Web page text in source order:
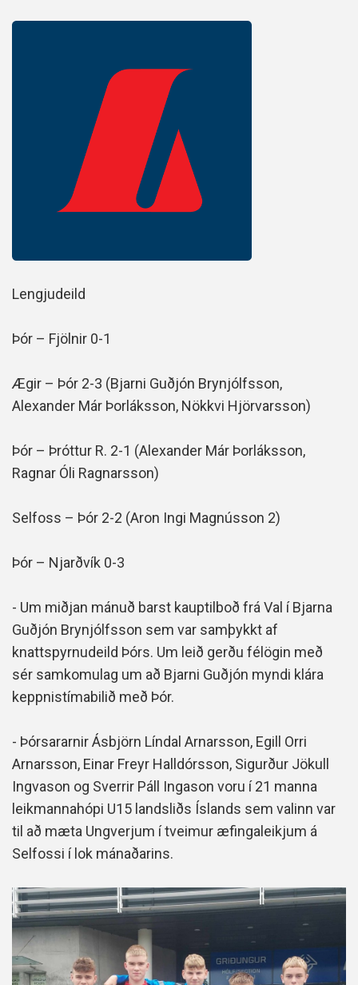
Lengjudeild
Þór – Fjölnir 0-1
Ægir – Þór 2-3 (Bjarni Guðjón Brynjólfsson,
Alexander Már Þorláksson, Nökkvi Hjörvarsson)
Þór – Þróttur R. 2-1 (Alexander Már Þorláksson,
Ragnar Óli Ragnarsson)
Selfoss – Þór 2-2 (Aron Ingi Magnússon 2)
Þór – Njarðvík 0-3
- Um miðjan mánuð barst kauptilboð frá Val í Bjarna
Guðjón Brynjólfsson sem var samþykkt af
knattspyrnudeild Þórs. Um leið gerðu félögin með
sér samkomulag um að Bjarni Guðjón myndi klára
keppnistímabilið með Þór.
- Þórsararnir Ásbjörn Líndal Arnarsson, Egill Orri
Arnarsson, Einar Freyr Halldórsson, Sigurður Jökull
Ingvason og Sverrir Páll Ingason voru í 21 manna
leikmannahópi U15 landsliðs Íslands sem valinn var
til að mæta Ungverjum í tveimur æfingaleikjum á
Selfossi í lok mánaðarins.